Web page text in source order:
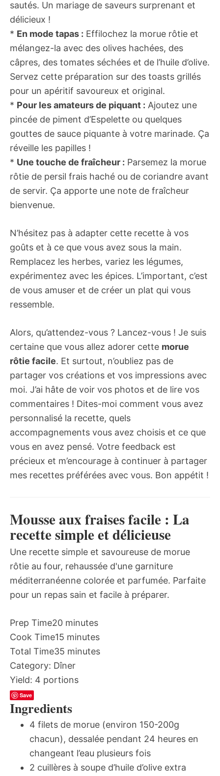
sautés. Un mariage de saveurs surprenant et
délicieux !
* En mode tapas : Effilochez la morue rôtie et
mélangez-la avec des olives hachées, des
câpres, des tomates séchées et de l’huile d’olive.
Servez cette préparation sur des toasts grillés
pour un apéritif savoureux et original.
* Pour les amateurs de piquant : Ajoutez une
pincée de piment d’Espelette ou quelques
gouttes de sauce piquante à votre marinade. Ça
réveille les papilles !
* Une touche de fraîcheur : Parsemez la morue
rôtie de persil frais haché ou de coriandre avant
de servir. Ça apporte une note de fraîcheur
bienvenue.
N’hésitez pas à adapter cette recette à vos
goûts et à ce que vous avez sous la main.
Remplacez les herbes, variez les légumes,
expérimentez avec les épices. L’important, c’est
de vous amuser et de créer un plat qui vous
ressemble.
Alors, qu’attendez-vous ? Lancez-vous ! Je suis
certaine que vous allez adorer cette morue
rôtie facile. Et surtout, n’oubliez pas de
partager vos créations et vos impressions avec
moi. J’ai hâte de voir vos photos et de lire vos
commentaires ! Dites-moi comment vous avez
personnalisé la recette, quels
accompagnements vous avez choisis et ce que
vous en avez pensé. Votre feedback est
précieux et m’encourage à continuer à partager
mes recettes préférées avec vous. Bon appétit !
Mousse aux fraises facile : La
recette simple et délicieuse
Une recette simple et savoureuse de morue
rôtie au four, rehaussée d'une garniture
méditerranéenne colorée et parfumée. Parfaite
pour un repas sain et facile à préparer.
Prep Time20 minutes
Cook Time15 minutes
Total Time35 minutes
Category: Dîner
Yield: 4 portions
Save
Ingredients
4 filets de morue (environ 150-200g
chacun), dessalée pendant 24 heures en
changeant l’eau plusieurs fois
2 cuillères à soupe d’huile d’olive extra